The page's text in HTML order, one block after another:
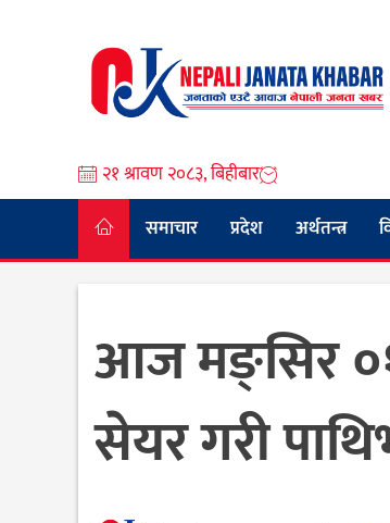
२१ श्रावण २०८३, बिहीबार
समाचार
प्रदेश अर्थतन्त्र
आज मङ्सिर
सेयर गरी